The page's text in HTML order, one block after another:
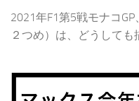
2021年F1第5戦モナコ
２つめ）は、どうして